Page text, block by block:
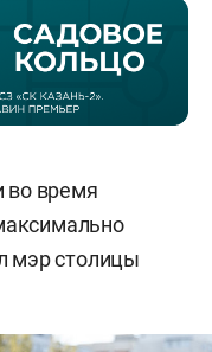
во время
мэр столицы